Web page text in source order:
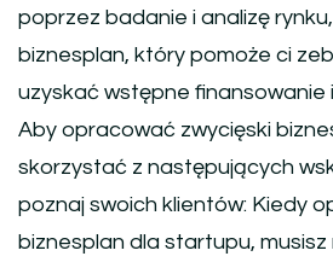
poprzez badanie i analizę
biznesplan, który pomoże ci
uzyskać wstępne finansowanie
Aby opracować zwycięski
skorzystać z następujących
poznaj swoich klientów: Kiedy
biznesplan dla startupu,